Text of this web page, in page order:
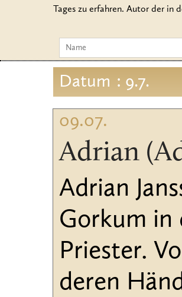
Tages zu erfahren. Autor der
Datum : 9.7.
09.07.
Adrian
Adrian
Gorkum in
Priester.
deren